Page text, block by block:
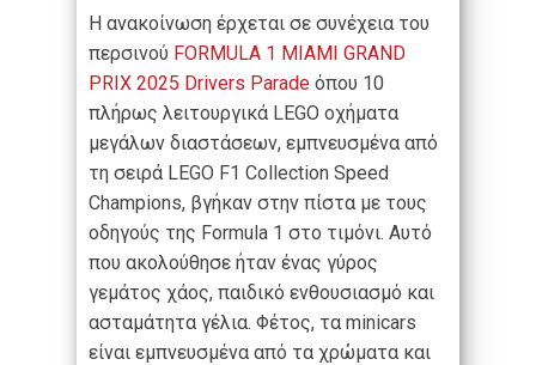
Η ανακοίνωση έρχεται σε συνέχεια του
περσινού FORMULA 1 MIAMI GRAND
PRIX 2025 Drivers Parade όπου 10
πλήρως λειτουργικά LEGO οχήματα
μεγάλων διαστάσεων, εμπνευσμένα από
τη σειρά LEGO F1 Collection Speed
Champions, βγήκαν στην πίστα με τους
οδηγούς της Formula 1 στο τιμόνι. Αυτό
που ακολούθησε ήταν ένας γύρος
γεμάτος χάος, παιδικό ενθουσιασμό και
ασταμάτητα γέλια. Φέτος, τα minicars
είναι εμπνευσμένα από τα χρώματα και